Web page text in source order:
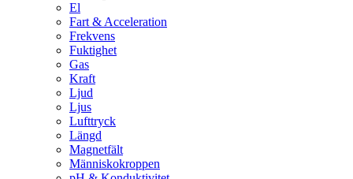
El
Fart & Acceleration
Frekvens
Fuktighet
Gas
Kraft
Ljud
Ljus
Lufttryck
Längd
Magnetfält
Människokroppen